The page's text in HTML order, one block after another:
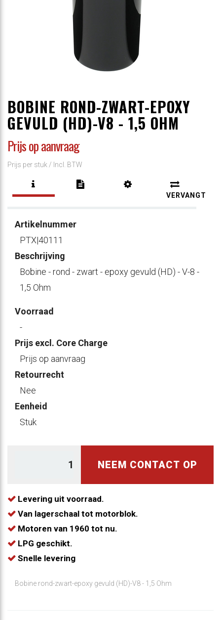
BOBINE ROND-ZWART-EPOXY
GEVULD (HD)-V8 - 1,5 OHM
Prijs op aanvraag
Prijs per stuk / Incl. BTW
VERVANGT
Artikelnummer
PTX|40111
Beschrijving
Bobine - rond - zwart - epoxy gevuld (HD) - V-8 -
1,5 Ohm
Voorraad
-
Prijs excl. Core Charge
Prijs op aanvraag
Retourrecht
Nee
Eenheid
Stuk
NEEM CONTACT OP
Levering uit voorraad.
Van lagerschaal tot motorblok.
Motoren van 1960 tot nu.
LPG geschikt.
Snelle levering
Bobine rond-zwart-epoxy gevuld (HD)-V8 - 1,5 Ohm